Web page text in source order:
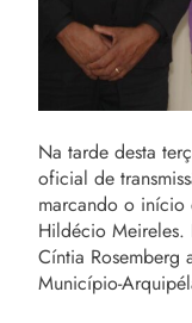
Na tarde desta
oficial de
marcando o
Hildécio Meireles.
Cíntia Rosemberg
Município-